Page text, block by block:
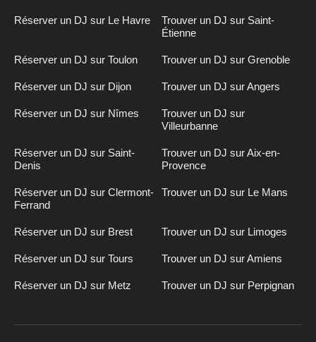
Réserver un DJ sur Le Havre
Trouver un DJ sur Saint-
Étienne
Réserver un DJ sur Toulon Trouver un DJ sur Grenoble
Réserver un DJ sur Dijon Trouver un DJ sur Angers
Réserver un DJ sur Nîmes
Trouver un DJ sur
Villeurbanne
Réserver un DJ sur Saint-
Denis
Trouver un DJ sur Aix-en-
Provence
Réserver un DJ sur Clermont-
Ferrand
Trouver un DJ sur Le Mans
Réserver un DJ sur Brest Trouver un DJ sur Limoges
Réserver un DJ sur Tours Trouver un DJ sur Amiens
Réserver un DJ sur Metz Trouver un DJ sur Perpignan